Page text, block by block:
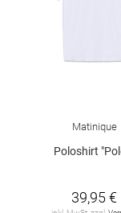
Matinique
Poloshirt
39,95 €